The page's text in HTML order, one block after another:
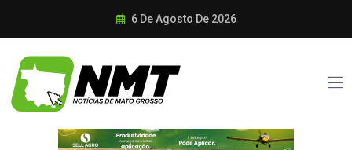
6 De Agosto De 2026